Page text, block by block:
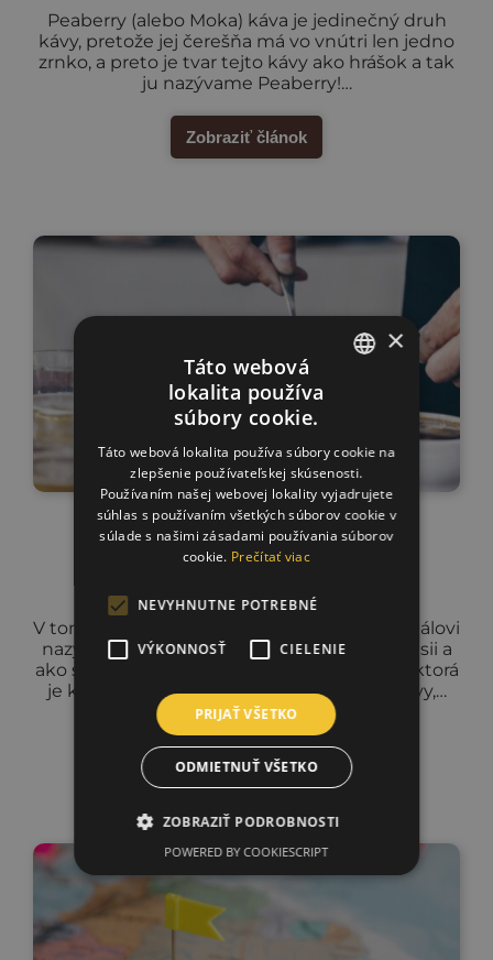
Peaberry (alebo Moka) káva je jedinečný druh
kávy, pretože jej čerešňa má vo vnútri len jedno
zrnko, a preto je tvar tejto kávy ako hrášok a tak
ju nazývame Peaberry!…
Zobraziť článok
O praženej káve
7.03.2024
Čo je Q-Grader?
V tomto článku budeme hovoriť o profesionálovi
nazývanom „Q-Grader“, čo robí v tejto profesii a
ako sa stať Q-Graderom. Q-Grader je osoba, ktorá
je kvalifikovaná hodnotiť kvalitu a chuť kávy,…
Zobraziť článok
×
Táto webová
lokalita používa
súbory cookie.
Táto webová lokalita používa súbory cookie na
zlepšenie používateľskej skúsenosti.
Používaním našej webovej lokality vyjadrujete
súhlas s používaním všetkých súborov cookie v
súlade s našimi zásadami používania súborov
cookie. Prečítať viac
NEVYHNUTNE POTREBNÉ
VÝKONNOSŤ CIELENIE
PRIJAŤ VŠETKO
ODMIETNUŤ VŠETKO
ZOBRAZIŤ PODROBNOSTI
POWERED BY COOKIESCRIPT